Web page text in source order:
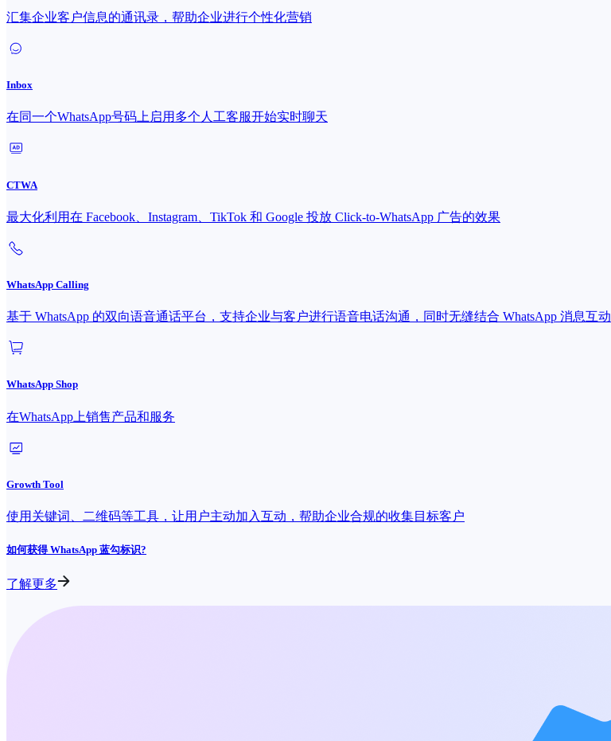
汇集企业客户信息的通讯录，帮助企业进行个性化营销
Inbox
在同一个WhatsApp号码上启用多个人工客服开始实时聊天
CTWA
最大化利用在 Facebook、Instagram、TikTok 和 Google 投放 Click-to-WhatsApp 广告的效果
WhatsApp Calling
基于 WhatsApp 的双向语音通话平台，支持企业与客户进行语音电话沟通，同时无缝结合 WhatsApp 消息互动
WhatsApp Shop
在WhatsApp上销售产品和服务
Growth Tool
使用关键词、二维码等工具，让用户主动加入互动，帮助企业合规的收集目标客户
如何获得 WhatsApp 蓝勾标识?
了解更多